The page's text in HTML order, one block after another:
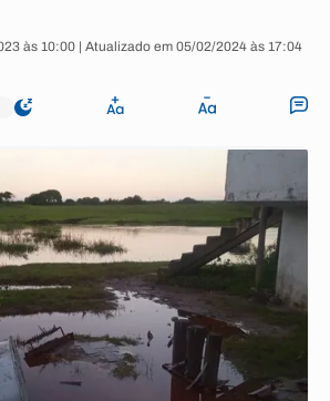
às 10:00 | Atualizado em 05/02/2024 às 17:04